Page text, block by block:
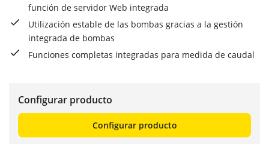
función de servidor Web integrada
Utilización estable de las bombas gracias a la gestión
integrada de bombas
Funciones completas integradas para medida de caudal
Configurar producto
Configurar producto